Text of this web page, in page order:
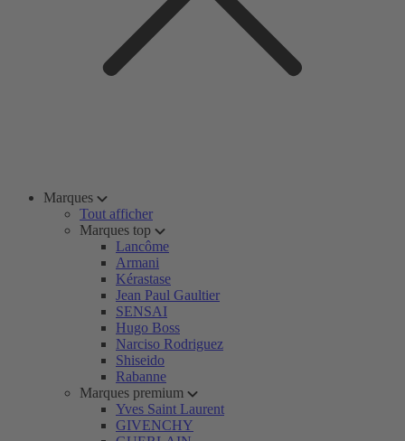
Marques
Tout afficher
Marques top
Lancôme
Armani
Kérastase
Jean Paul Gaultier
SENSAI
Hugo Boss
Narciso Rodriguez
Shiseido
Rabanne
Marques premium
Yves Saint Laurent
GIVENCHY